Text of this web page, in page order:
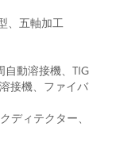
、五軸加工
自動溶接機、TIG
接機、ファイバ
ディテクター、